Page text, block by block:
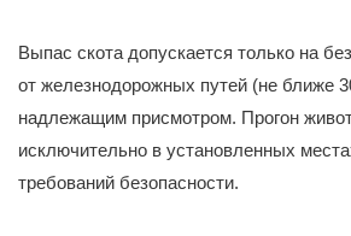
Выпас скота допускается только на
от железнодорожных путей (не ближе
надлежащим присмотром. Прогон
исключительно в установленных
требований безопасности.